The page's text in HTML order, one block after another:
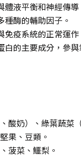
體液平衡和神經傳導
種酶的輔助因子。
免疫系統的正常運作
白的主要成分，參與
酸奶）、綠葉蔬菜
果、豆類。
菠菜、鱷梨。